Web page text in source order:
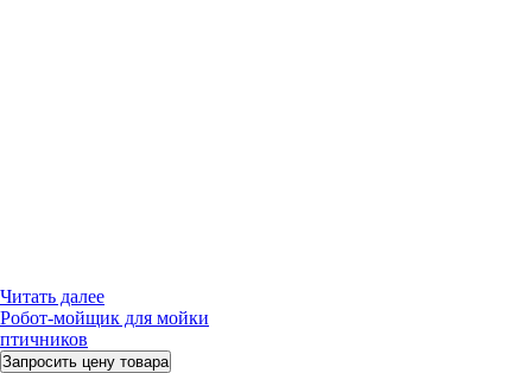
Читать далее
Робот-мойщик для мойки
птичников
Запросить цену товара